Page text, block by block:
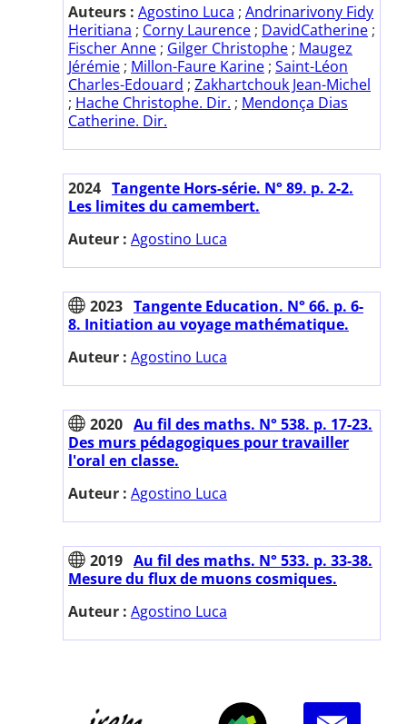
Auteurs : Agostino Luca ; Andrinarivony Fidy
Heritiana ; Corny Laurence ; DavidCatherine ;
Fischer Anne ; Gilger Christophe ; Maugez
Jérémie ; Millon-Faure Karine ; Saint-Léon
Charles-Edouard ; Zakhartchouk Jean-Michel
; Hache Christophe. Dir. ; Mendonça Dias
Catherine. Dir.
2024 Tangente Hors-série. N° 89. p. 2-2.
Les limites du camembert.
Auteur : Agostino Luca
2023 Tangente Education. N° 66. p. 6-
8. Initiation au voyage mathématique.
Auteur : Agostino Luca
2020 Au fil des maths. N° 538. p. 17-23.
Des murs pédagogiques pour travailler
l'oral en classe.
Auteur : Agostino Luca
2019 Au fil des maths. N° 533. p. 33-38.
Mesure du flux de muons cosmiques.
Auteur : Agostino Luca